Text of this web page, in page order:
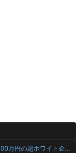
【朗報】ホロライブ、配信しなくても月収1500万円の超ホワイト企業だった